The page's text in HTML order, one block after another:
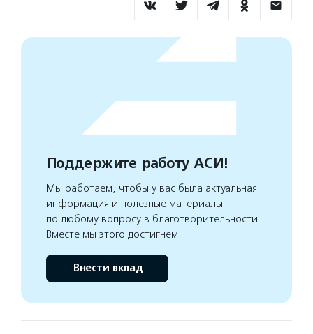
Поддержите работу АСИ!
Мы работаем, чтобы у вас была актуальная
информация и полезные материалы
по любому вопросу в благотворительности.
Вместе мы этого достигнем
Внести вклад